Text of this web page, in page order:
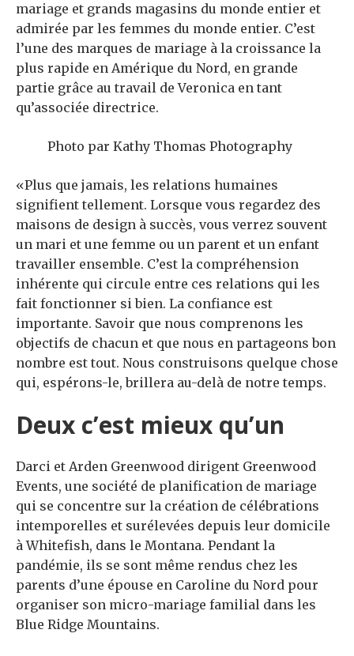
mariage et grands magasins du monde entier et
admirée par les femmes du monde entier. C’est
l’une des marques de mariage à la croissance la
plus rapide en Amérique du Nord, en grande
partie grâce au travail de Veronica en tant
qu’associée directrice.
Photo par Kathy Thomas Photography
«Plus que jamais, les relations humaines
signifient tellement. Lorsque vous regardez des
maisons de design à succès, vous verrez souvent
un mari et une femme ou un parent et un enfant
travailler ensemble. C’est la compréhension
inhérente qui circule entre ces relations qui les
fait fonctionner si bien. La confiance est
importante. Savoir que nous comprenons les
objectifs de chacun et que nous en partageons bon
nombre est tout. Nous construisons quelque chose
qui, espérons-le, brillera au-delà de notre temps.
Deux c’est mieux qu’un
Darci et Arden Greenwood dirigent Greenwood
Events, une société de planification de mariage
qui se concentre sur la création de célébrations
intemporelles et surélevées depuis leur domicile
à Whitefish, dans le Montana. Pendant la
pandémie, ils se sont même rendus chez les
parents d’une épouse en Caroline du Nord pour
organiser son micro-mariage familial dans les
Blue Ridge Mountains.